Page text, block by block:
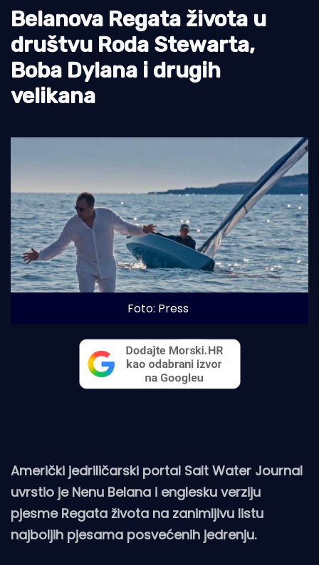
Pomorstvo
Ribolov
Ekologija
Tradicija i kultura
Belanova Regata života u
društvu Roda Stewarta,
Boba Dylana i drugih
velikana
Foto: Press
Američki jedriličarski portal Salt Water Journal
uvrstio je Nenu Belana i englesku verziju
pjesme Regata života na zanimljivu listu
najboljih pjesama posvećenih jedrenju.